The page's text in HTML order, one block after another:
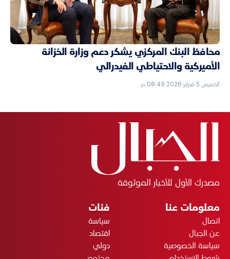
محافظ البنك المركزي يشكر دعم وزارة الخزانة
الأميركية والاحتياطي الفيدرالي
الخميس 5 فبراير 2026 08:49 م
مصدرك الأول للأخبار الموثوقة
معلومات عنا
اتصال
عن الجبال
سياسة الخصوصية
فئات
سياسة
اقتصاد
دولي